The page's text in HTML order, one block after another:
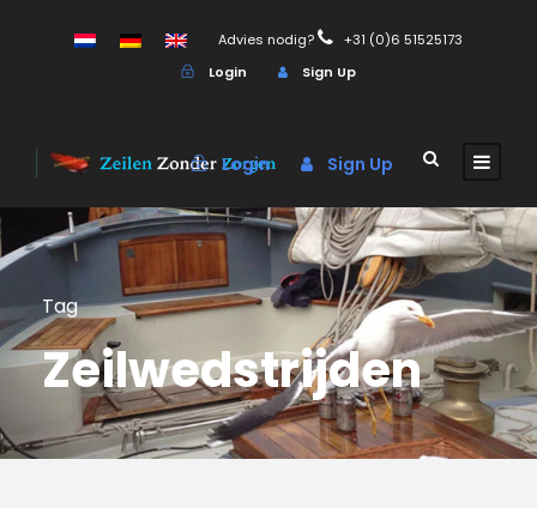
Advies nodig?
+31 (0)6 51525173
Login
Sign Up
Login Sign Up
Tag
Zeilwedstrijden